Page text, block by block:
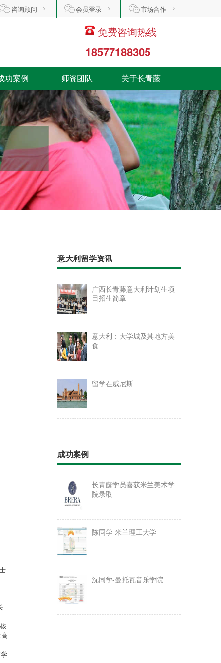
市场合作
会员登录
咨询顾问
免费咨询热线
18577188305
功案例 师资团队 关于长青藤
意大利留学资讯
广西长青藤意大利计划生项
目招生简章
意大利：大学城及其地方美
食
留学在威尼斯
成功案例
长青藤学员喜获米兰美术学
院录取
陈同学-米兰理工大学
沈同学-曼托瓦音乐学院